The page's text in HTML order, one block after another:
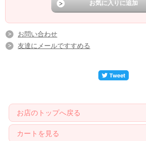
お問い合わせ
友達にメールですすめる
お店のトップへ戻る
カートを見る